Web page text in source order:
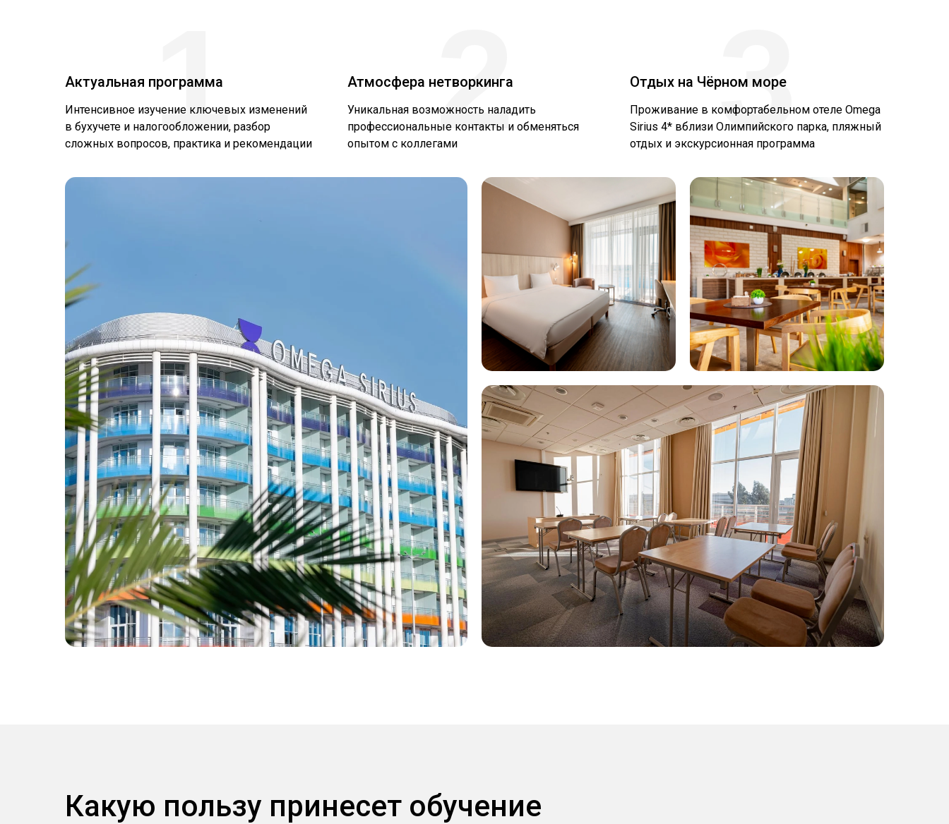
Актуальная программа
Интенсивное изучение ключевых изменений
в бухучете и налогообложении, разбор
сложных вопросов, практика и рекомендации
1 Атмосфера нетворкинга
Уникальная возможность наладить
профессиональные контакты и обменяться
опытом с коллегами2 Отдых на Чёрном море
Проживание в комфортабельном отеле Omega
Sirius 4* вблизи Олимпийского парка, пляжный
отдых и экскурсионная программа
3
Какую пользу принесет обучение